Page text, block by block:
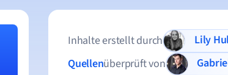
Inhalte erstellt durch
Lily
Quellenüberprüft von